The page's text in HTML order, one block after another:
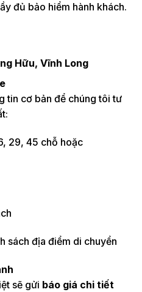
đủ bảo hiểm hành khách.
Hữu, Vĩnh Long
tin cơ bản để chúng tôi tư
29, 45 chỗ hoặc
sách địa điểm di chuyển
sẽ gửi báo giá chi tiết